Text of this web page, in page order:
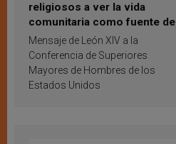
religiosos a ver la vida
comunitaria como fuente de
inspiración y santificación
Mensaje de León XIV a la
Conferencia de Superiores
Mayores de Hombres de los
Estados Unidos